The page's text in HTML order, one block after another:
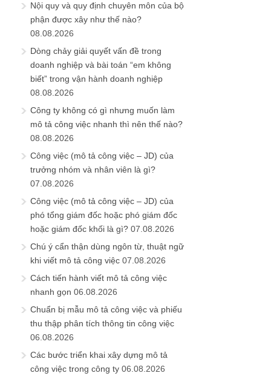
Nội quy và quy định chuyên môn của bộ
phận được xây như thế nào?
08.08.2026
Dòng chảy giải quyết vấn đề trong
doanh nghiệp và bài toán “em không
biết” trong vận hành doanh nghiệp
08.08.2026
Công ty không có gì nhưng muốn làm
mô tả công việc nhanh thì nên thế nào?
08.08.2026
Công việc (mô tả công việc – JD) của
trưởng nhóm và nhân viên là gì?
07.08.2026
Công việc (mô tả công việc – JD) của
phó tổng giám đốc hoặc phó giám đốc
hoặc giám đốc khối là gì? 07.08.2026
Chú ý cẩn thận dùng ngôn từ, thuật ngữ
khi viết mô tả công việc 07.08.2026
Cách tiến hành viết mô tả công việc
nhanh gọn 06.08.2026
Chuẩn bị mẫu mô tả công việc và phiếu
thu thập phân tích thông tin công việc
06.08.2026
Các bước triển khai xây dựng mô tả
công việc trong công ty 06.08.2026